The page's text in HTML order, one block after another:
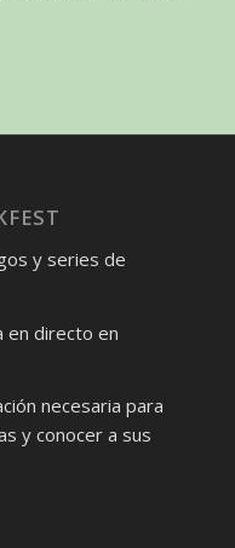
y series de
en directo en
necesaria para
y conocer a sus